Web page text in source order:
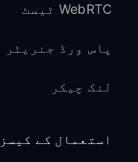
WebRTC ٹیسٹ
پاس ورڈ جنریٹر
لنک چیکر
استعمال کے کیسز